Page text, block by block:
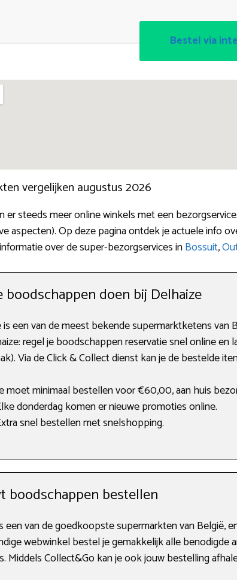
Bestel via
vergelijken augustus 2026
er steeds meer online winkels met een
aspecten). Op deze pagina ontdek je actuele info
over de super-bezorgservices inBossuit,
boodschappen doen bij Delhaize
is een van de meest bekende supermarktketens
regel je boodschappen reservatie snel online
Via de Click & Collect dienst kan je de bestelde
moet minimaal bestellen voor €60,00, aan huis
donderdag komen er nieuwe promoties online.
snel bestellen met snelshopping.
boodschappen bestellen
een van de goedkoopste supermarkten van België,
webwinkel bestel je gemakkelijk alle
Middels Collect&Go kan je ook jouw bestelling